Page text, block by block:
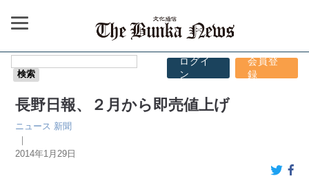
ログイ
ン
会員登
録
長野日報、２月から即売値上げ
ニュース 新聞
｜
2014年1月29日